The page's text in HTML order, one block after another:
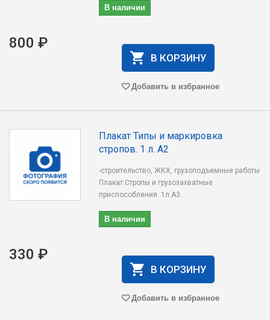
В наличии
800 ₽
В КОРЗИНУ
Добавить в избранное
Плакат Типы и маркировка
стропов. 1 л. А2
-строительство, ЖКХ, грузоподъемные работы
Плакат.Стропы и грузозахватные
приспособления. 1л.А3..
В наличии
330 ₽
В КОРЗИНУ
Добавить в избранное